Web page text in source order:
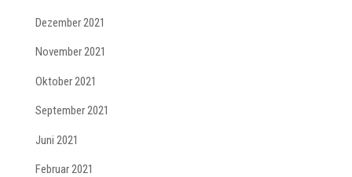
Dezember 2021
November 2021
Oktober 2021
September 2021
Juni 2021
Februar 2021